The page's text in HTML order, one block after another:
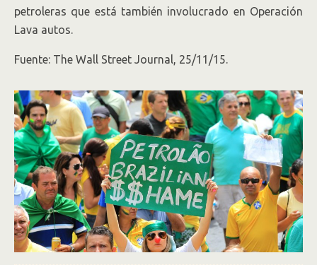
petroleras que está también involucrado en Operación
Lava autos.
Fuente: The Wall Street Journal, 25/11/15.